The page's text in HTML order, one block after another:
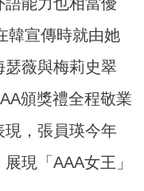
韓宣傳時就由她
瑟薇與梅莉史翠
頒獎禮全程敬業
現，張員瑛今年
現「AAA女王」